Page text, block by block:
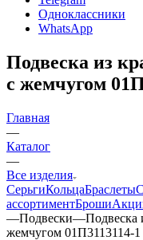
Одноклассники
WhatsApp
Подвеска из
с жемчугом
Главная
—
Каталог
—
Все изделия
СерьгиКольцаБраслеты
ассортиментБроши
—Подвески—Подвеска
жемчугом 01П3113114-1